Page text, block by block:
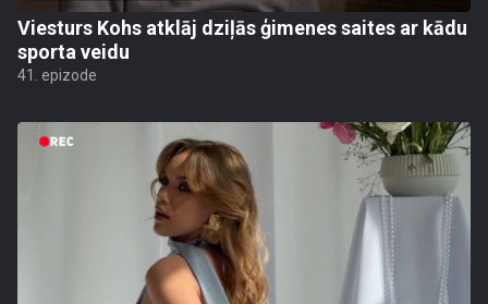
Viesturs Kohs atklāj dziļās ģimenes saites ar kādu
sporta veidu
41. epizode